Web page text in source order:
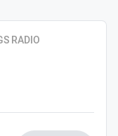
RADIO